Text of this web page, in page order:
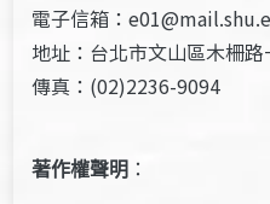
電子信箱：
地址：台北市文山區木柵
傳真：(02)2236-9094
著作權聲明 ：